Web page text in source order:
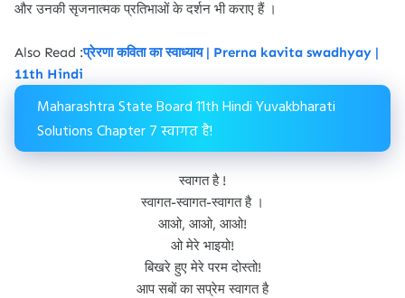
और उनकी सृजनात्मक प्रतिभाओं के दर्शन भी कराए हैं ।
Also Read :प्रेरणा कविता का स्वाध्याय | Prerna kavita swadhyay |
11th Hindi
Maharashtra State Board 11th Hindi Yuvakbharati
Solutions Chapter 7 स्वागत है!
स्वागत है !
स्वागत-स्वागत-स्वागत है ।
आओ, आओ, आओ!
ओ मेरे भाइयो!
बिखरे हुए मेरे परम दोस्तो!
आप सबों का सप्रेम स्वागत है